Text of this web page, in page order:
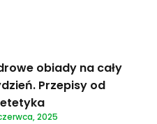
obiady na cały
Przepisy od
2025